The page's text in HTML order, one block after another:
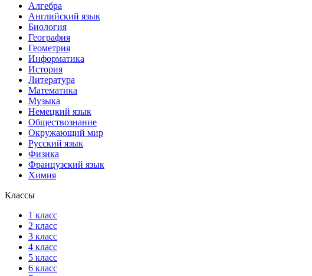
Алгебра
Английский язык
Биология
География
Геометрия
Информатика
История
Литература
Математика
Музыка
Немецкий язык
Обществознание
Окружающий мир
Русский язык
Физика
Французский язык
Химия
Классы
1 класс
2 класс
3 класс
4 класс
5 класс
6 класс